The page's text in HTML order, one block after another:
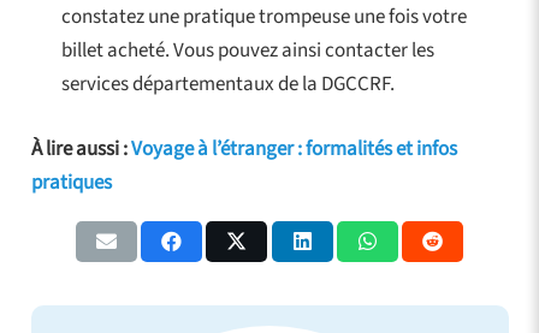
constatez une pratique trompeuse une fois votre
billet acheté. Vous pouvez ainsi contacter les
services départementaux de la DGCCRF.
À lire aussi :Voyage à l’étranger : formalités et infos
pratiques